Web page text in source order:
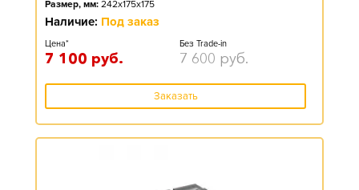
Размер, мм: 242x175x175
Наличие: Под заказ
Цена*
7 100 руб.
Без Trade-in
7 600 руб.
Заказать